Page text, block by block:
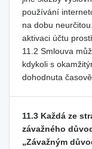
používání
na dobu
aktivaci účtu
11.2 Smlouva
kdykoli s
dohodnuta
11.3 Každá ze
závažného
„Závažným